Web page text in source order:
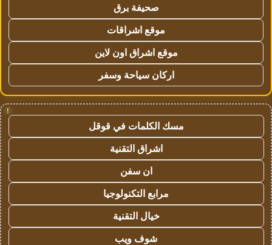
صحيفة برق
موقع اشراقات
موقع اشراق اون لاين
اركان سياحة وسفر
!
مسك الكلمات في قوقل
اشراق التقنية
ان سفن
مرابع التكنولوجيا
خيال التقنية
شوف ويب